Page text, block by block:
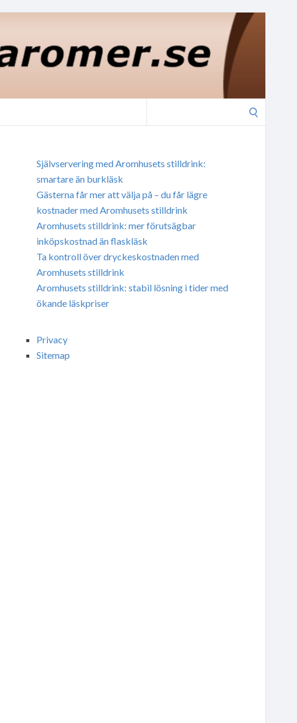
Självservering med Aromhusets stilldrink:
smartare än burkläsk
Gästerna får mer att välja på – du får lägre
kostnader med Aromhusets stilldrink
Aromhusets stilldrink: mer förutsägbar
inköpskostnad än flaskläsk
Ta kontroll över dryckeskostnaden med
Aromhusets stilldrink
Aromhusets stilldrink: stabil lösning i tider med
ökande läskpriser
Privacy
Sitemap